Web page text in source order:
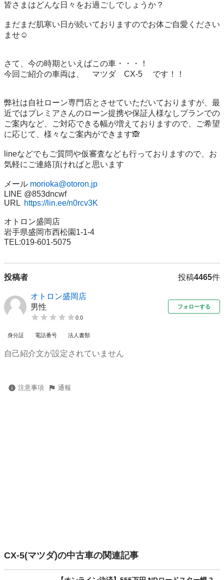
皆さまはどんな日々をお過ごしでしょうか？
まだまだ肌寒い日が続いておりますのでお体ご自愛ください
ませ☺
さて、今の時期といえばこの車・・・！
今回ご紹介の車両は、　マツダ　CX-5 　です！！
弊社は自社ローン専門店とさせていただいておりますが、最
近ではプレミアさんのローン提携や保証人様なしプランでの
ご案内など、ご対応できる幅が増えておりますので、ご希望
に応じて、様々なご案内ができます🙈
lineなどでもご質問や仮審査なども行っておりますので、お
気軽にご連絡頂ければと思います
メール morioka@otoron.jp
LINE @853dncwf
URL https://lin.ee/n0rcv3K
オトロン盛岡店
岩手県盛岡市西松園1-1-4
TEL:019-601-5075
投稿者 投稿4465件
オトロン盛岡店
男性
0.0
フォローする
身分証 電話番号 法人書類
自己紹介文が設定されていません
注意事項 通報
CX-5(マツダ)の中古車の関連記事